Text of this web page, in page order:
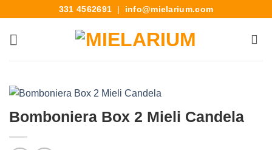
331 4562691 | info@mielarium.com
Bomboniera Box 2 Mieli Candela